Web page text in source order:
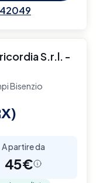
S.r.l. -
Bisenzio
A partire da
45€